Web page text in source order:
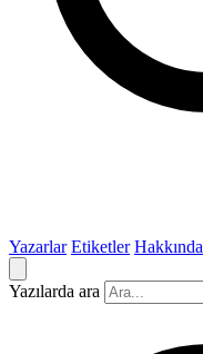
Yazarlar Etiketler Hakkında
Yazılarda ara